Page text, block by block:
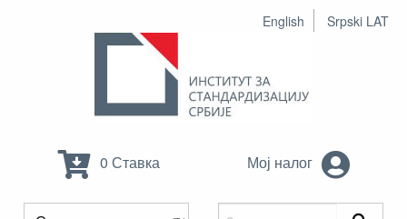
English Srpski LAT
0 Ставка Мој налог